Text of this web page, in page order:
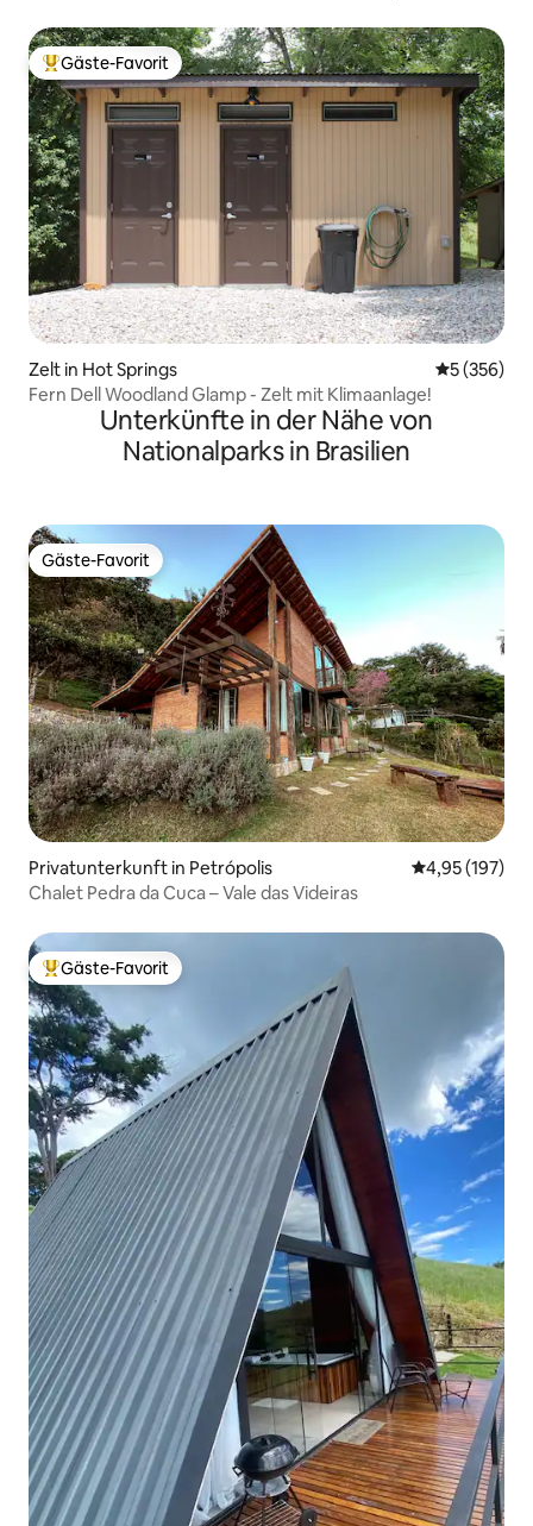
Beliebter Gäste-Favorit.
Gäste-Favorit
Zelt in Hot Springs
5 (356)
Fern Dell Woodland Glamp - Zelt mit Klimaanlage!
Unterkünfte in der Nähe von
Nationalparks in Brasilien
Gäste-Favorit
Gäste-Favorit
Privatunterkunft in Petrópolis
4,95 (197)
Chalet Pedra da Cuca – Vale das Videiras
Beliebter Gäste-Favorit.
Gäste-Favorit